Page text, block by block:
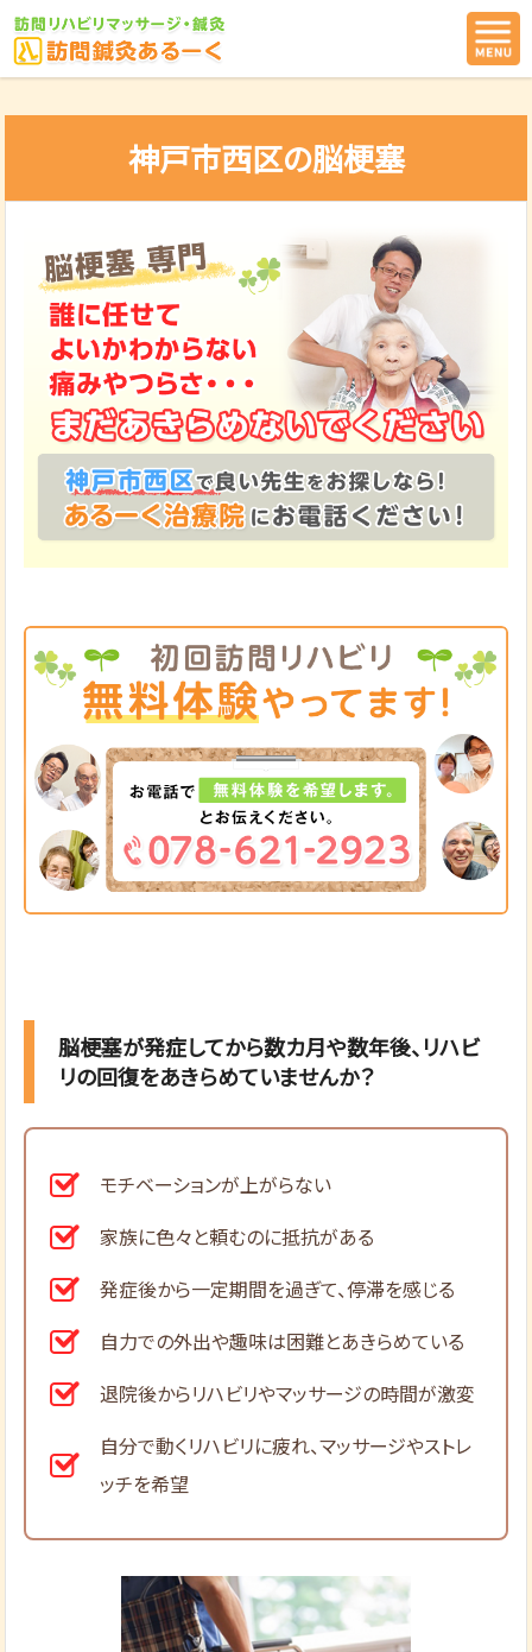
神戸市西区の脳梗塞
脳梗塞が発症してから数カ月や数年後、リハビ
リの回復をあきらめていませんか？
モチベーションが上がらない
家族に色々と頼むのに抵抗がある
発症後から一定期間を過ぎて、停滞を感じる
自力での外出や趣味は困難とあきらめている
退院後からリハビリやマッサージの時間が激変
自分で動くリハビリに疲れ、マッサージやストレ
ッチを希望